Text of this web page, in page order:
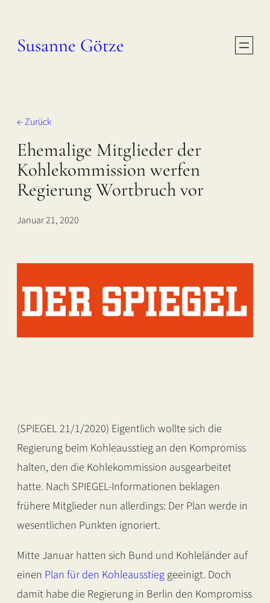
springen
Susanne Götze
← Zurück
Ehemalige Mitglieder der
Kohlekommission werfen
Regierung Wortbruch vor
Januar 21, 2020
(SPIEGEL 21/1/2020) Eigentlich wollte sich die
Regierung beim Kohleausstieg an den Kompromiss
halten, den die Kohlekommission ausgearbeitet
hatte. Nach SPIEGEL-Informationen beklagen
frühere Mitglieder nun allerdings: Der Plan werde in
wesentlichen Punkten ignoriert.
Mitte Januar hatten sich Bund und Kohleländer auf
einen Plan für den Kohleausstieggeeinigt. Doch
damit habe die Regierung in Berlin den Kompromiss